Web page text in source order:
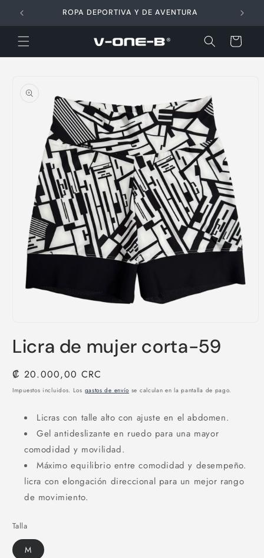
directamente
al contenido
ROPA DEPORTIVA Y DE AVENTURA
Carrito
información
del producto
multimedia
1
una
ventana
modal
Licra de mujer corta-59
Precio
habitual
₡ 20.000,00 CRC
Impuestos incluidos. Los gastos de envío se calculan en la pantalla de pago.
Licras con talle alto con ajuste en el abdomen.
Gel antideslizante en ruedo para una mayor
comodidad y movilidad.
Máximo equilibrio entre comodidad y desempeño.
licra con elongación direccional para un mejor rango
de movimiento.
Talla
M